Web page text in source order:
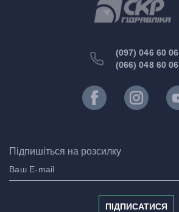
(097) 046 60 06
(066) 048 60 06
Підпишіться на розсилку
ПІДПИСАТИСЯ